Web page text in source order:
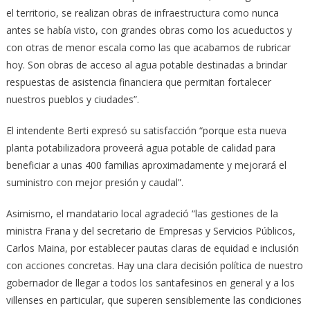
el territorio, se realizan obras de infraestructura como nunca
antes se había visto, con grandes obras como los acueductos y
con otras de menor escala como las que acabamos de rubricar
hoy. Son obras de acceso al agua potable destinadas a brindar
respuestas de asistencia financiera que permitan fortalecer
nuestros pueblos y ciudades”.
El intendente Berti expresó su satisfacción “porque esta nueva
planta potabilizadora proveerá agua potable de calidad para
beneficiar a unas 400 familias aproximadamente y mejorará el
suministro con mejor presión y caudal”.
Asimismo, el mandatario local agradeció “las gestiones de la
ministra Frana y del secretario de Empresas y Servicios Públicos,
Carlos Maina, por establecer pautas claras de equidad e inclusión
con acciones concretas. Hay una clara decisión política de nuestro
gobernador de llegar a todos los santafesinos en general y a los
villenses en particular, que superen sensiblemente las condiciones